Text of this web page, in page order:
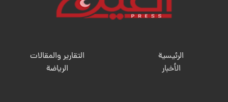
الرئيسية
الأخبار
التقارير والمقالات
الریاضة